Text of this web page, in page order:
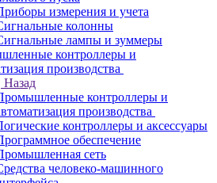
измерения и учета
колонны
лампы и зуммеры
контроллеры и
производства
Назад
контроллеры и
производства
контроллеры и аксессуары
обеспечение
сеть
человеко-машинного